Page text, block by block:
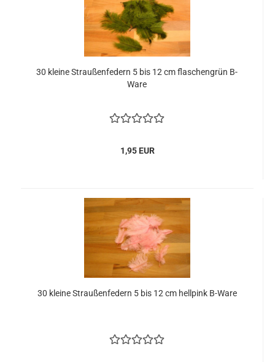
30 kleine Straußenfedern 5 bis 12 cm flaschengrün B-
Ware
1,95 EUR
30 kleine Straußenfedern 5 bis 12 cm hellpink B-Ware